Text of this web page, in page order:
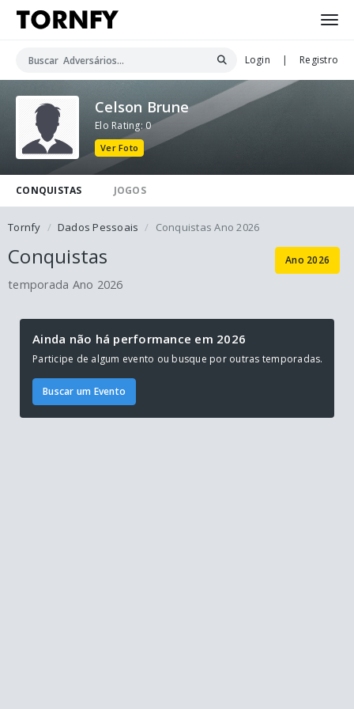
Login | Registro
Celson Brune
Elo Rating: 0
Ver Foto
CONQUISTAS JOGOS
Tornfy Dados Pessoais Conquistas Ano 2026
Conquistas
temporada Ano 2026
Ano 2026
Ainda não há performance em 2026
Participe de algum evento ou busque por outras temporadas.
Buscar um Evento